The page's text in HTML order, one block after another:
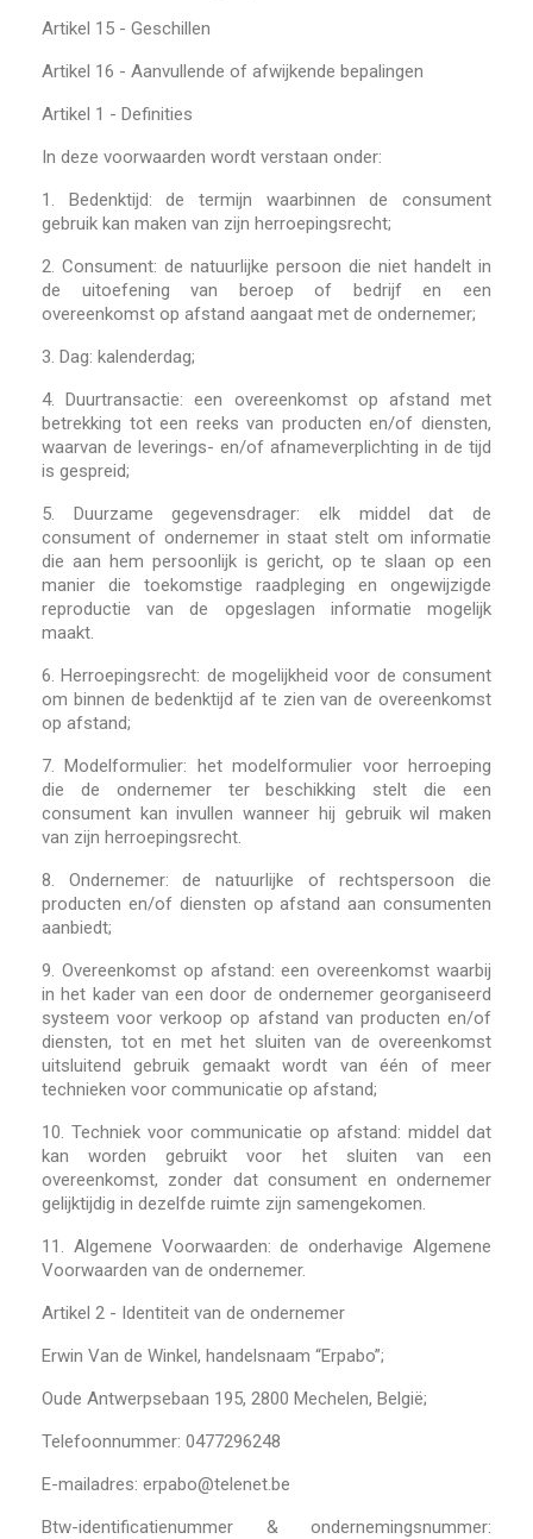
Artikel 15 - Geschillen
Artikel 16 - Aanvullende of afwijkende bepalingen
Artikel 1 - Definities
In deze voorwaarden wordt verstaan onder:
1.
Bedenktijd: de termijn waarbinnen de consument
gebruik kan maken van zijn herroepingsrecht;
2. Consument: de natuurlijke persoon die niet handelt in
de uitoefening van beroep of bedrijf en een
overeenkomst op afstand aangaat met de ondernemer;
3. Dag: kalenderdag;
4. Duurtransactie: een overeenkomst op afstand met
betrekking tot een reeks van producten en/of diensten,
waarvan de leverings- en/of afnameverplichting in de tijd
is gespreid;
5.
Duurzame gegevensdrager: elk middel dat de
consument of ondernemer in staat stelt om informatie
die aan hem persoonlijk is gericht, op te slaan op een
manier die toekomstige raadpleging en ongewijzigde
reproductie van de opgeslagen informatie mogelijk
maakt.
6. Herroepingsrecht: de mogelijkheid voor de consument
om binnen de bedenktijd af te zien van de overeenkomst
op afstand;
7. Modelformulier: het modelformulier voor herroeping
die de ondernemer ter beschikking stelt die een
consument kan invullen wanneer hij gebruik wil maken
van zijn herroepingsrecht.
8.
Ondernemer: de natuurlijke of rechtspersoon die
producten en/of diensten op afstand aan consumenten
aanbiedt;
9. Overeenkomst op afstand: een overeenkomst waarbij
in het kader van een door de ondernemer georganiseerd
systeem voor verkoop op afstand van producten en/of
diensten, tot en met het sluiten van de overeenkomst
uitsluitend gebruik gemaakt wordt van één of meer
technieken voor communicatie op afstand;
10. Techniek voor communicatie op afstand: middel dat
kan worden gebruikt voor het sluiten van een
overeenkomst, zonder dat consument en ondernemer
gelijktijdig in dezelfde ruimte zijn samengekomen.
11. Algemene Voorwaarden: de onderhavige Algemene
Voorwaarden van de ondernemer.
Artikel 2 - Identiteit van de ondernemer
Erwin Van de Winkel, handelsnaam “Erpabo”;
Oude Antwerpsebaan 195, 2800 Mechelen, België;
Telefoonnummer: 0477296248
E-mailadres: erpabo@telenet.be
Btw-identificatienummer & ondernemingsnummer: